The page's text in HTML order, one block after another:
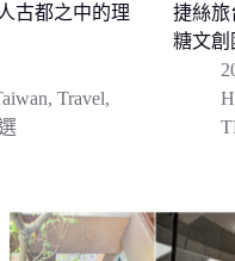
古都之中的理
, Travel,
捷絲旅
糖文創